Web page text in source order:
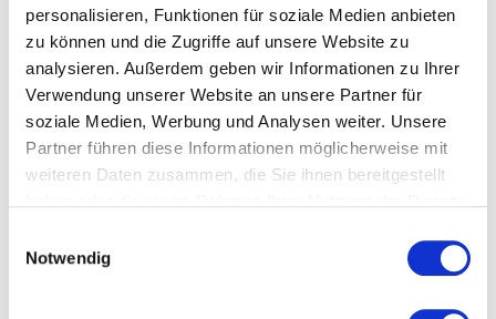
personalisieren, Funktionen für soziale Medien anbieten
zu können und die Zugriffe auf unsere Website zu
analysieren. Außerdem geben wir Informationen zu Ihrer
Verwendung unserer Website an unsere Partner für
soziale Medien, Werbung und Analysen weiter. Unsere
Partner führen diese Informationen möglicherweise mit
weiteren Daten zusammen, die Sie ihnen bereitgestellt
Notwendig
Problem 4: Pseudoausschuss durch
Messfehler.In Betrieben mit schlechter
Prüfmittelfähigkeit werden 5 bis 15 % der als
"Ausschuss" klassifizierten Teile fälschlicherweise
aussortiert. Eine Gage-R&R-Analyse zeigt, wie viel
der gemessenen Streuung vom Messsystem
Analyse optimiert der Betrieb möglicherweise einen